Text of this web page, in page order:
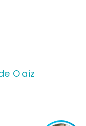
Olaiz